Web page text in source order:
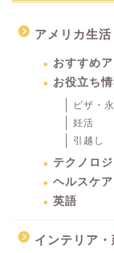
アメリカ生活
おすすめ
お役立ち情
ビザ・
妊活
引越し
テクノロ
ヘルスケ
英語
インテリア・